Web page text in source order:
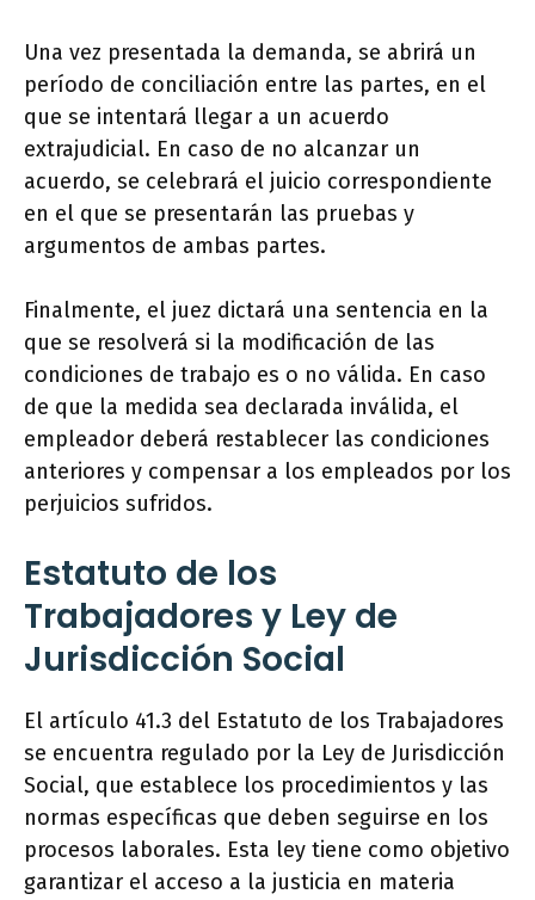
Una vez presentada la demanda, se abrirá un
período de conciliación entre las partes, en el
que se intentará llegar a un acuerdo
extrajudicial. En caso de no alcanzar un
acuerdo, se celebrará el juicio correspondiente
en el que se presentarán las pruebas y
argumentos de ambas partes.
Finalmente, el juez dictará una sentencia en la
que se resolverá si la modificación de las
condiciones de trabajo es o no válida. En caso
de que la medida sea declarada inválida, el
empleador deberá restablecer las condiciones
anteriores y compensar a los empleados por los
perjuicios sufridos.
Estatuto de los
Trabajadores y Ley de
Jurisdicción Social
El artículo 41.3 del Estatuto de los Trabajadores
se encuentra regulado por la Ley de Jurisdicción
Social, que establece los procedimientos y las
normas específicas que deben seguirse en los
procesos laborales. Esta ley tiene como objetivo
garantizar el acceso a la justicia en materia